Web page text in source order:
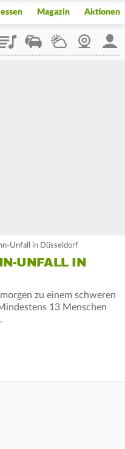
Magazin Aktionen
StaupilotWetterWebcam
Unfall in Düsseldorf
UNFALL IN
zu einem schweren
13 Menschen